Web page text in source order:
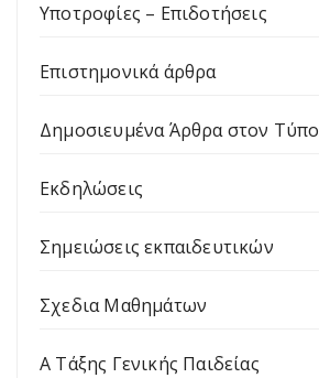
Υποτροφίες – Επιδοτήσεις
Επιστημονικά άρθρα
Δημοσιευμένα Άρθρα στον Τύπο
Εκδηλώσεις
Σημειώσεις εκπαιδευτικών
Σχεδια Μαθημάτων
Α Τάξης Γενικής Παιδείας